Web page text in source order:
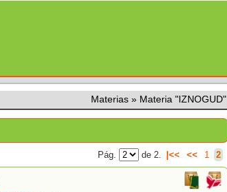
Materias » Materia "IZNOGUD"
Pág. de 2. |<< << 1 2